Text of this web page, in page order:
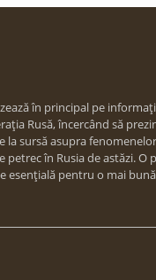
în principal pe
Rusă, încercând să
la sursă asupra
petrec în Rusia de astăzi. O
esențială pentru o mai